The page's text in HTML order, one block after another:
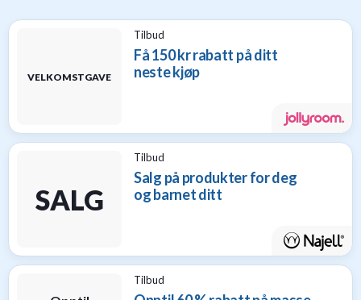
VELKOMSTGAVE
Tilbud
Få 150 kr rabatt på ditt
neste kjøp
SALG
Tilbud
Salg på produkter for deg
og barnet ditt
Tilbud
18
baby
9
barn
til
gravide